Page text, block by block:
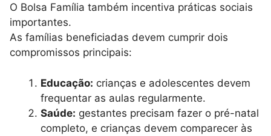
O Bolsa Família também incentiva práticas sociais
importantes.
As famílias beneficiadas devem cumprir dois
compromissos principais:
Educação: crianças e adolescentes devem
frequentar as aulas regularmente.
Saúde: gestantes precisam fazer o pré-natal
completo, e crianças devem comparecer às